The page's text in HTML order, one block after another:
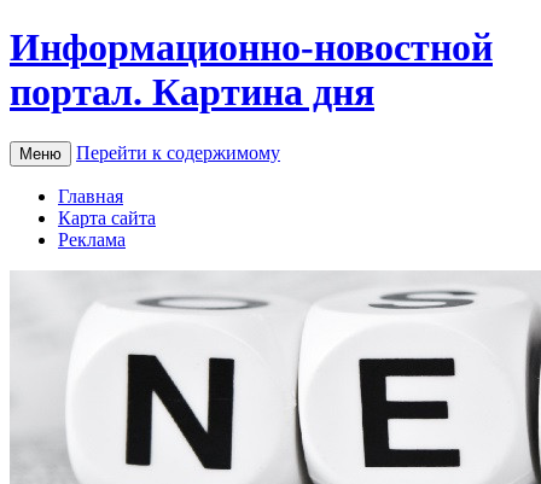
Информационно-новостной
портал. Картина дня
Меню Перейти к содержимому
Главная
Карта сайта
Реклама